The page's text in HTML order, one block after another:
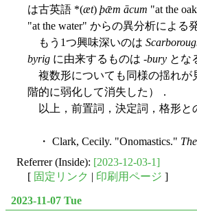
は古英語 *(æt) þǣm ācum "at the
"at the water" からの異分析による
もう1つ興味深いのは
byrig に由来するものは -bury とな
複数形についても同様の揺れが
階的に弱化して消失した）．
以上，前置詞，決定詞，格形と
・ Clark, Cecily. "Onomastics."
Referrer (Inside): [2023-12-03-1]
[ 固定リンク | 印刷用ページ ]
2023-11-07 Tue